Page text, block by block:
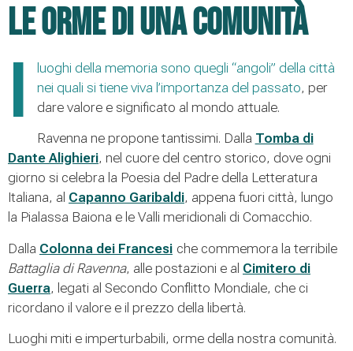
Le orme di una comunità
I
luoghi della memoria sono quegli “angoli” della città
nei quali si tiene viva l’importanza del passato, per
dare valore e significato al mondo attuale.
Ravenna ne propone tantissimi. Dalla Tomba di
Dante Alighieri, nel cuore del centro storico, dove ogni
giorno si celebra la Poesia del Padre della Letteratura
Italiana, al Capanno Garibaldi, appena fuori città, lungo
la Pialassa Baiona e le Valli meridionali di Comacchio.
Dalla Colonna dei Francesi che commemora la terribile
Battaglia di Ravenna, alle postazioni e al Cimitero di
Guerra, legati al Secondo Conflitto Mondiale, che ci
ricordano il valore e il prezzo della libertà.
Luoghi miti e imperturbabili, orme della nostra comunità.